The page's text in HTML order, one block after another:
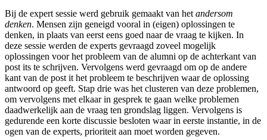
Bij de expert sessie werd gebruik gemaakt van hetandersom
denken. Mensen zijn geneigd vooral in (eigen) oplossingen te
denken, in plaats van eerst eens goed naar de vraag te kijken. In
deze sessie werden de experts gevraagd zoveel mogelijk
oplossingen voor het probleem van de alumni op de achterkant van
post its te schrijven. Vervolgens werd gevraagd om op de andere
kant van de post it het probleem te beschrijven waar de oplossing
antwoord op geeft. Stap drie was het clusteren van deze problemen,
om vervolgens met elkaar in gesprek te gaan welke problemen
daadwerkelijk aan de vraag ten grondslag liggen. Vervolgens is
gedurende een korte discussie besloten waar in eerste instantie, in de
ogen van de experts, prioriteit aan moet worden gegeven.